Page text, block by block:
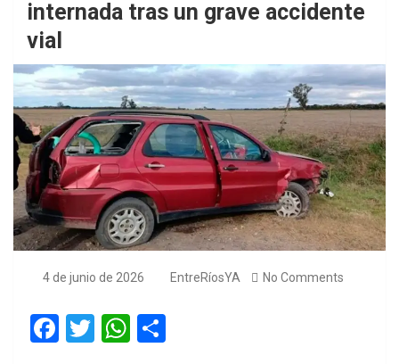
internada tras un grave accidente
vial
4 de junio de 2026 EntreRíosYA No Comments
F
T
W